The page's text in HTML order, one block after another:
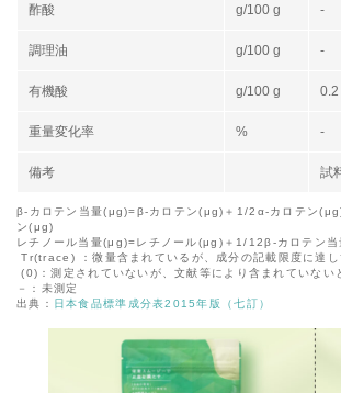
酢酸 g/100 g -
調理油 g/100 g -
有機酸 g/100 g 0.2
重量変化率 % -
備考 試
β-カロテン当量(μg)=β-カロテン(μg)＋1/2α-カロテン
ン(μg)
レチノール当量(μg)=レチノール(μg)＋1/12β-カロテン
Tr(trace) ：微量含まれているが、成分の記載限度に達し
(0)：測定されていないが、文献等により含まれていない
－：未測定
出典： 日本食品標準成分表2015年版（七訂）